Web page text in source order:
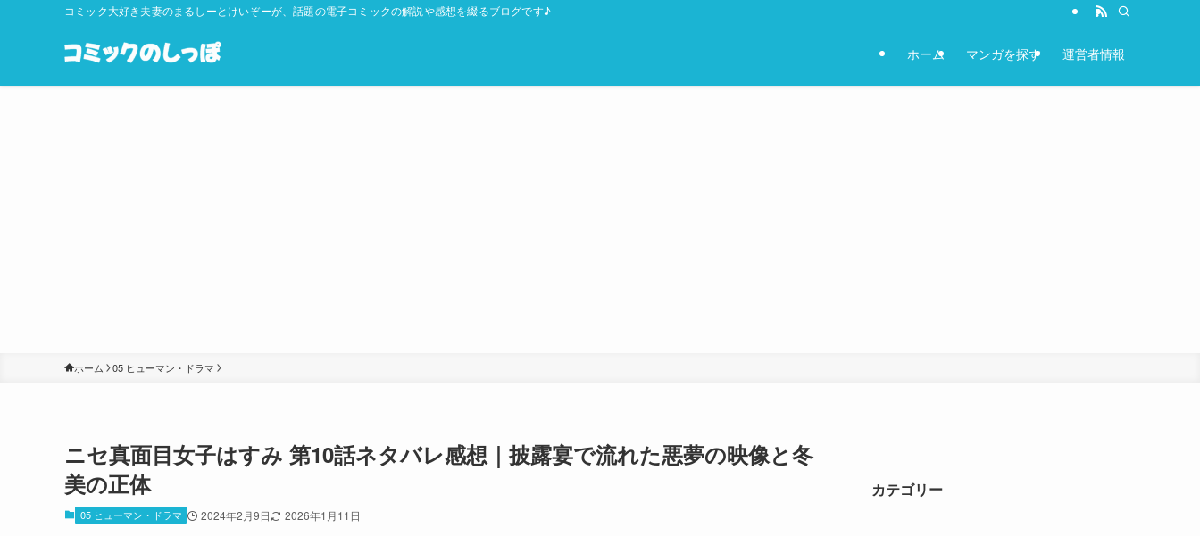
コミック大好き夫妻のまるしーとけいぞーが、話題の電子コミックの解説や感想を綴るブログです♪
ホーム マンガを探す 運営者情報
ホーム 05 ヒューマン・ドラマ
ニセ真面目女子はすみ 第10話ネタバレ感想｜披露宴で流れた悪夢の映像と冬
美の正体
05 ヒューマン・ドラマ 2024年2月9日 2026年1月11日
カテゴリー